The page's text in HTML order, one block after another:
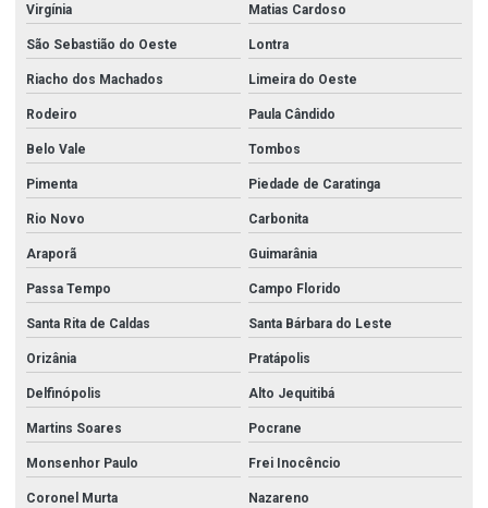
Virgínia Matias Cardoso
São Sebastião do Oeste Lontra
Riacho dos Machados Limeira do Oeste
Rodeiro Paula Cândido
Belo Vale Tombos
Pimenta Piedade de Caratinga
Rio Novo Carbonita
Araporã Guimarânia
Passa Tempo Campo Florido
Santa Rita de Caldas Santa Bárbara do Leste
Orizânia Pratápolis
Delfinópolis Alto Jequitibá
Martins Soares Pocrane
Monsenhor Paulo Frei Inocêncio
Coronel Murta Nazareno